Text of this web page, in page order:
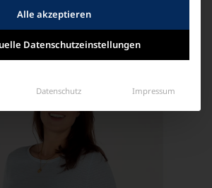
Alle akzeptieren
Datenschutzeinstellungen
Datenschutz Impressum